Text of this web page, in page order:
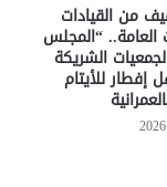
من القيادات
“المجلس
الشريكة
للأيتام